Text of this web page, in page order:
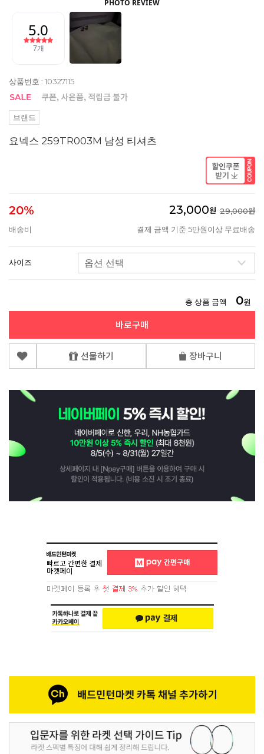
상품번호 : 10327115
브랜드
요넥스 259TR003M 남성 티셔츠
20% 23,000원 29,000원
배송비
결제 금액 기준 5만원이상 무료배송
사이즈
총 상품 금액 0원
바로구매
선물하기 장바구니